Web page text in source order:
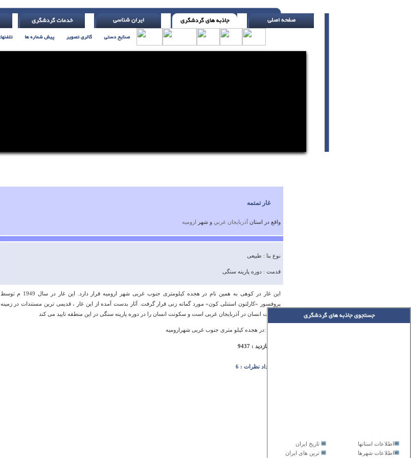
تاریخ ایران
اطلاعات استانها
ترین های ایران
اطلاعات شهرها
غار تمتمه
واقع در استانآذربايجان غربي و شهر ارومیه
نوع بنا : طبیعی
قدمت : دوره پارینه سنگی
این غار در کوهی به همین نام در هجده کیلومتری جنوب غربی شهر ارومیه قرار دارد. این غار در سال 1949 م توسط
پروفسور «کارلتون استنلی کون» مورد گمانه زنی قرار گرفت. آثار بدست آمده از این غار ، قدیمی ترین مستندات در زمینه
سکونت انسان در آذربایجان غربی است و سکونت انسان را در دوره پارینه سنگی در این منطقه تایید می کند
آدرس :در هجده کیلو متری جنوب غربی شهرارومیه
تعداد بازدید : 9437
تعداد نظرات : 6